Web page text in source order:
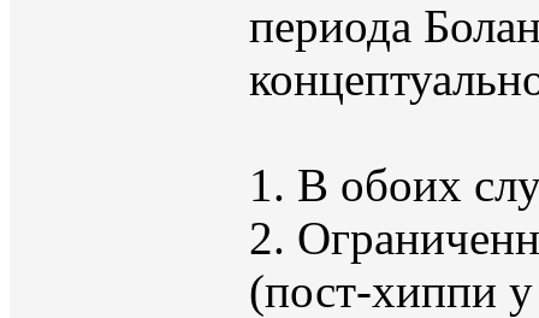
периода
1. В обоих
2.
(пост-хиппи